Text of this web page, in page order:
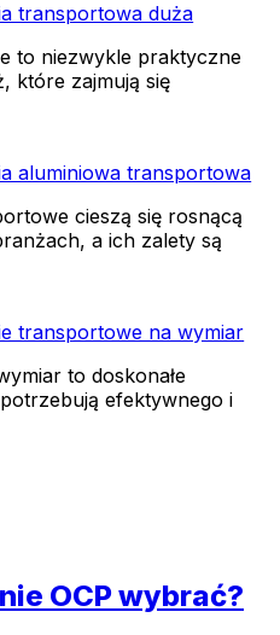
transportowa duża
to niezwykle praktyczne
które zajmują się
aluminiowa transportowa
cieszą się rosnącą
a ich zalety są
transportowe na wymiar
to doskonałe
efektywnego i
OCP wybrać?